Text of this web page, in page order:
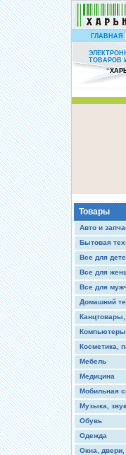
ГЛАВНАЯ|
ТОВАРОВ
“
Товары
Авто и
Бытовая
Все для
Все для
Все для
Домашний
Канцтовары,
Косметика,
Мебель
Медицина
Мобильная
Музыка,
Обувь
Одежда
Окна,